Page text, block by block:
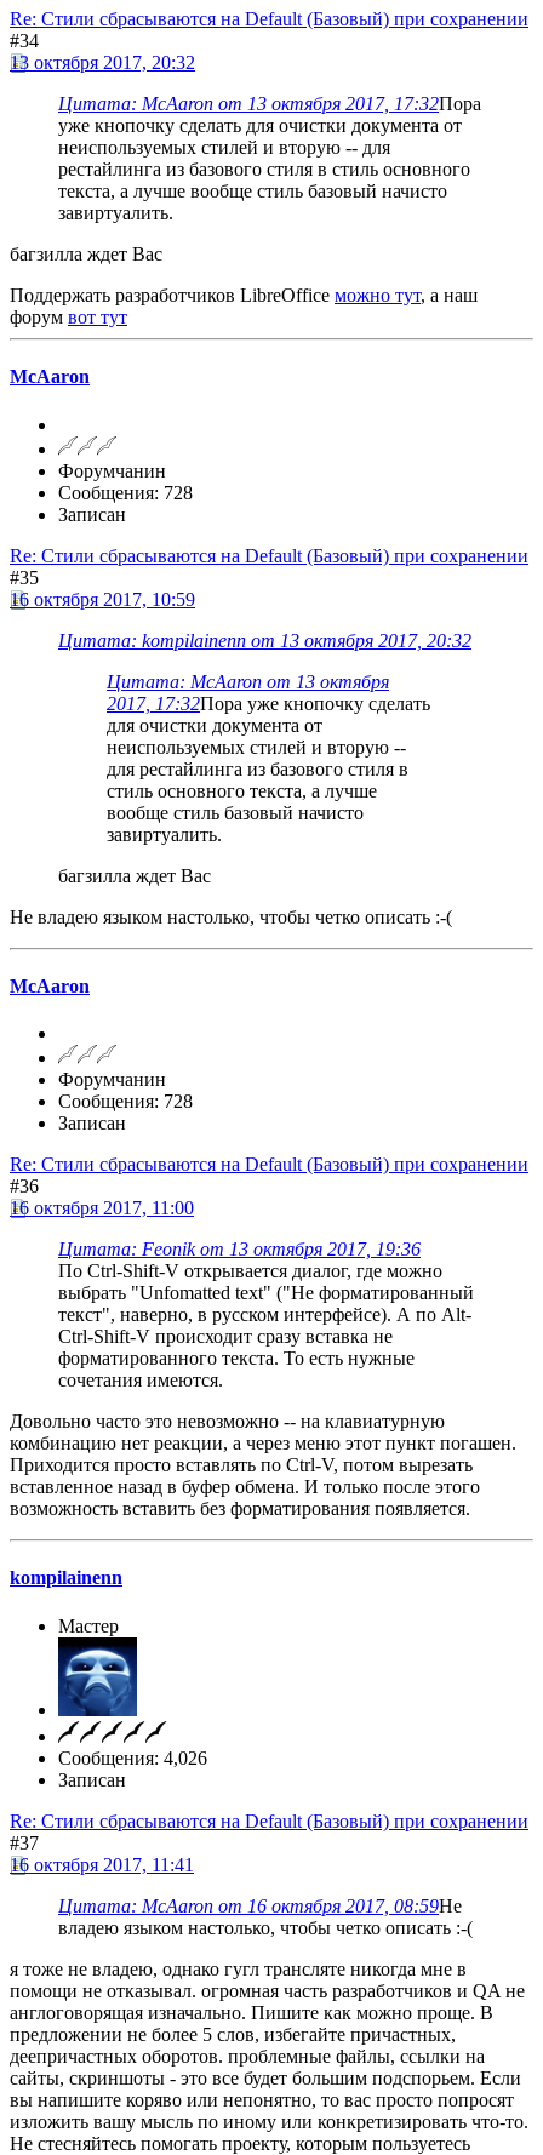
Re: Стили сбрасываются на Default (Базовый) при сохранении
#34
13 октября 2017, 20:32
Цитата: McAaron от 13 октября 2017, 17:32Пора
уже кнопочку сделать для очистки документа от
неиспользуемых стилей и вторую -- для
рестайлинга из базового стиля в стиль основного
текста, а лучше вообще стиль базовый начисто
завиртуалить.
багзилла ждет Вас
Поддержать разработчиков LibreOffice можно тут, а наш
форум вот тут
McAaron
Форумчанин
Сообщения: 728
Записан
Re: Стили сбрасываются на Default (Базовый) при сохранении
#35
16 октября 2017, 10:59
Цитата: kompilainenn от 13 октября 2017, 20:32
Цитата: McAaron от 13 октября
2017, 17:32Пора уже кнопочку сделать
для очистки документа от
неиспользуемых стилей и вторую --
для рестайлинга из базового стиля в
стиль основного текста, а лучше
вообще стиль базовый начисто
завиртуалить.
багзилла ждет Вас
Не владею языком настолько, чтобы четко описать :-(
McAaron
Форумчанин
Сообщения: 728
Записан
Re: Стили сбрасываются на Default (Базовый) при сохранении
#36
16 октября 2017, 11:00
Цитата: Feonik от 13 октября 2017, 19:36
По Ctrl-Shift-V открывается диалог, где можно
выбрать "Unfomatted text" ("Не форматированный
текст", наверно, в русском интерфейсе). А по Alt-
Ctrl-Shift-V происходит сразу вставка не
форматированного текста. То есть нужные
сочетания имеются.
Довольно часто это невозможно -- на клавиатурную
комбинацию нет реакции, а через меню этот пункт погашен.
Приходится просто вставлять по Ctrl-V, потом вырезать
вставленное назад в буфер обмена. И только после этого
возможность вставить без форматирования появляется.
kompilainenn
Мастер
Сообщения: 4,026
Записан
Re: Стили сбрасываются на Default (Базовый) при сохранении
#37
16 октября 2017, 11:41
Цитата: McAaron от 16 октября 2017, 08:59Не
владею языком настолько, чтобы четко описать :-(
я тоже не владею, однако гугл трансляте никогда мне в
помощи не отказывал. огромная часть разработчиков и QA не
англоговорящая изначально. Пишите как можно проще. В
предложении не более 5 слов, избегайте причастных,
деепричастных оборотов. проблемные файлы, ссылки на
сайты, скриншоты - это все будет большим подспорьем. Если
вы напишите коряво или непонятно, то вас просто попросят
изложить вашу мысль по иному или конкретизировать что-то.
Не стесняйтесь помогать проекту, которым пользуетесь